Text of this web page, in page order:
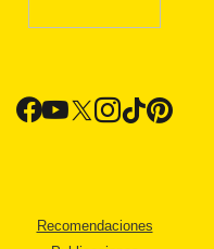
Recomendaciones